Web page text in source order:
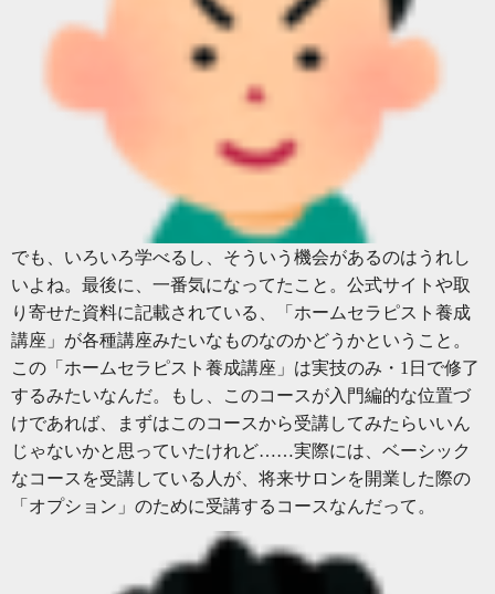
でも、いろいろ学べるし、そういう機会があるのはうれし
いよね。最後に、一番気になってたこと。公式サイトや取
り寄せた資料に記載されている、「ホームセラピスト養成
講座」が各種講座みたいなものなのかどうかということ。
この「ホームセラピスト養成講座」は実技のみ・1日で修了
するみたいなんだ。もし、このコースが入門編的な位置づ
けであれば、まずはこのコースから受講してみたらいいん
じゃないかと思っていたけれど……実際には、ベーシック
なコースを受講している人が、将来サロンを開業した際の
「オプション」のために受講するコースなんだって。